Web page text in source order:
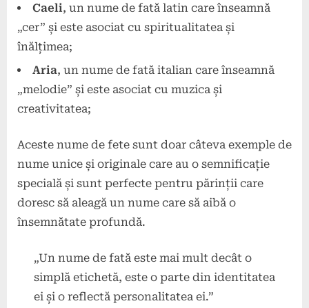
Caeli, un nume de fată latin care înseamnă
„cer” și este asociat cu spiritualitatea și
înălțimea;
Aria, un nume de fată italian care înseamnă
„melodie” și este asociat cu muzica și
creativitatea;
Aceste nume de fete sunt doar câteva exemple de
nume unice și originale care au o semnificație
specială și sunt perfecte pentru părinții care
doresc să aleagă un nume care să aibă o
însemnătate profundă.
„Un nume de fată este mai mult decât o
simplă etichetă, este o parte din identitatea
ei și o reflectă personalitatea ei.”